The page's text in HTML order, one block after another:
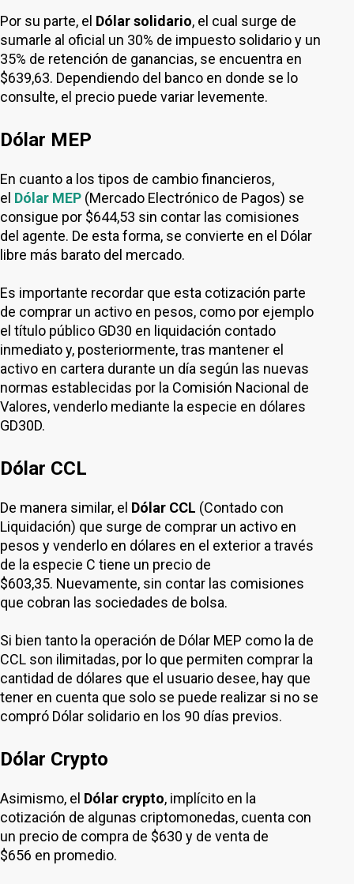
Por su parte, el Dólar solidario, el cual surge de
sumarle al oficial un 30% de impuesto solidario y un
35% de retención de ganancias, se encuentra en
$639,63. Dependiendo del banco en donde se lo
consulte, el precio puede variar levemente.
Dólar MEP
En cuanto a los tipos de cambio financieros,
el Dólar MEP (Mercado Electrónico de Pagos) se
consigue por $644,53 sin contar las comisiones
del agente. De esta forma, se convierte en el Dólar
libre más barato del mercado.
Es importante recordar que esta cotización parte
de comprar un activo en pesos, como por ejemplo
el título público GD30 en liquidación contado
inmediato y, posteriormente, tras mantener el
activo en cartera durante un día según las nuevas
normas establecidas por la Comisión Nacional de
Valores, venderlo mediante la especie en dólares
GD30D.
Dólar CCL
De manera similar, el Dólar CCL (Contado con
Liquidación) que surge de comprar un activo en
pesos y venderlo en dólares en el exterior a través
de la especie C tiene un precio de
$603,35. Nuevamente, sin contar las comisiones
que cobran las sociedades de bolsa.
Si bien tanto la operación de Dólar MEP como la de
CCL son ilimitadas, por lo que permiten comprar la
cantidad de dólares que el usuario desee, hay que
tener en cuenta que solo se puede realizar si no se
compró Dólar solidario en los 90 días previos.
Dólar Crypto
Asimismo, el Dólar crypto, implícito en la
cotización de algunas criptomonedas, cuenta con
un precio de compra de $630 y de venta de
$656 en promedio.